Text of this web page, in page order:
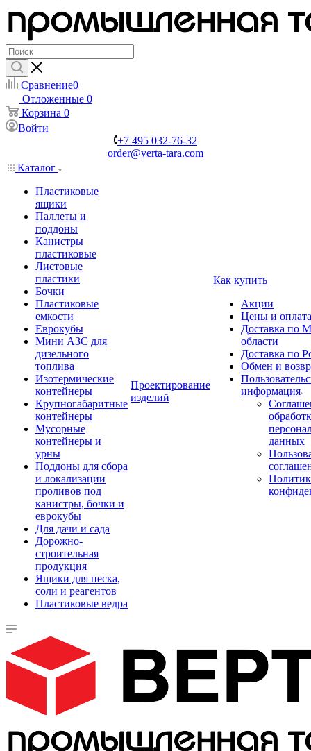
Сравнение0
Отложенные 0
Корзина 0
Войти
+7 495 032-76-32
order@verta-tara.com
Каталог
Пластиковые
ящики
Паллеты и
поддоны
Канистры
пластиковые
Листовые
пластики
Бочки
Пластиковые
емкости
Еврокубы
Мини АЗС для
дизельного
топлива
Изотермические
контейнеры
Крупногабаритные
контейнеры
Мусорные
контейнеры и
урны
Поддоны для сбора
и локализации
проливов под
канистры, бочки и
еврокубы
Для дачи и сада
Дорожно-
строительная
продукция
Ящики для песка,
соли и реагентов
Пластиковые ведра
Проектирование
изделий
Как купить
Акции
Цены и оплата
Доставка по
области
Доставка по
Обмен и
информация
данных